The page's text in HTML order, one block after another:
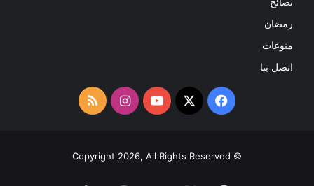
رمضان
منوعات
اتصل بنا
فيسبوك
‫X
‫YouTubeانستقرامملخص
RSS
© Copyright 2026, All Rights Reserved